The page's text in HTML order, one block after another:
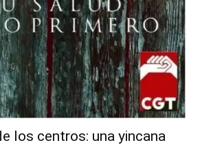
los centros: una yincana